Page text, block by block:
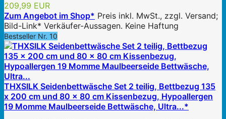
209,99 EUR
Zum Angebot im Shop* Preis inkl. MwSt., zzgl. Versand;
Bild-Link* Verkäufer-Aussagen. Keine Haftung
Bestseller Nr. 10
THXSILK Seidenbettwäsche Set 2 teilig, Bettbezug 135
x 200 cm und 80 x 80 cm Kissenbezug, Hypoallergen
19 Momme Maulbeerseide Bettwäsche, Ultra...*